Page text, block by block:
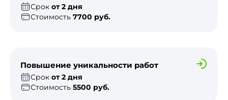
Срок от 2 дня
Стоимость 7700 руб.
Повышение уникальности работ
Срок от 2 дня
Стоимость 5500 руб.